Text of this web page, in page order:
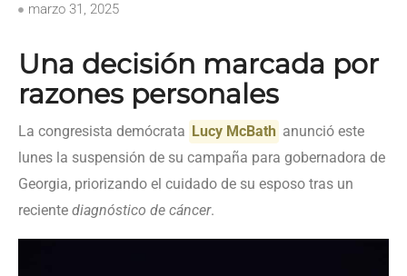
marzo 31, 2025
Una decisión marcada por
razones personales
La congresista demócrata Lucy McBath anunció este
lunes la suspensión de su campaña para gobernadora de
Georgia, priorizando el cuidado de su esposo tras un
reciente diagnóstico de cáncer.